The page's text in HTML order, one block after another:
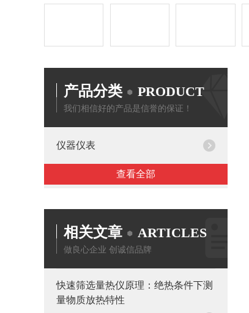
产品分类 PRODUCT
我们相信好的产品是信誉的保证！
仪器仪表
查看全部
相关文章 ARTICLES
做良心企业 创诚信品牌
快速筛选量热仪原理：绝热条件下测
量物质放热特性